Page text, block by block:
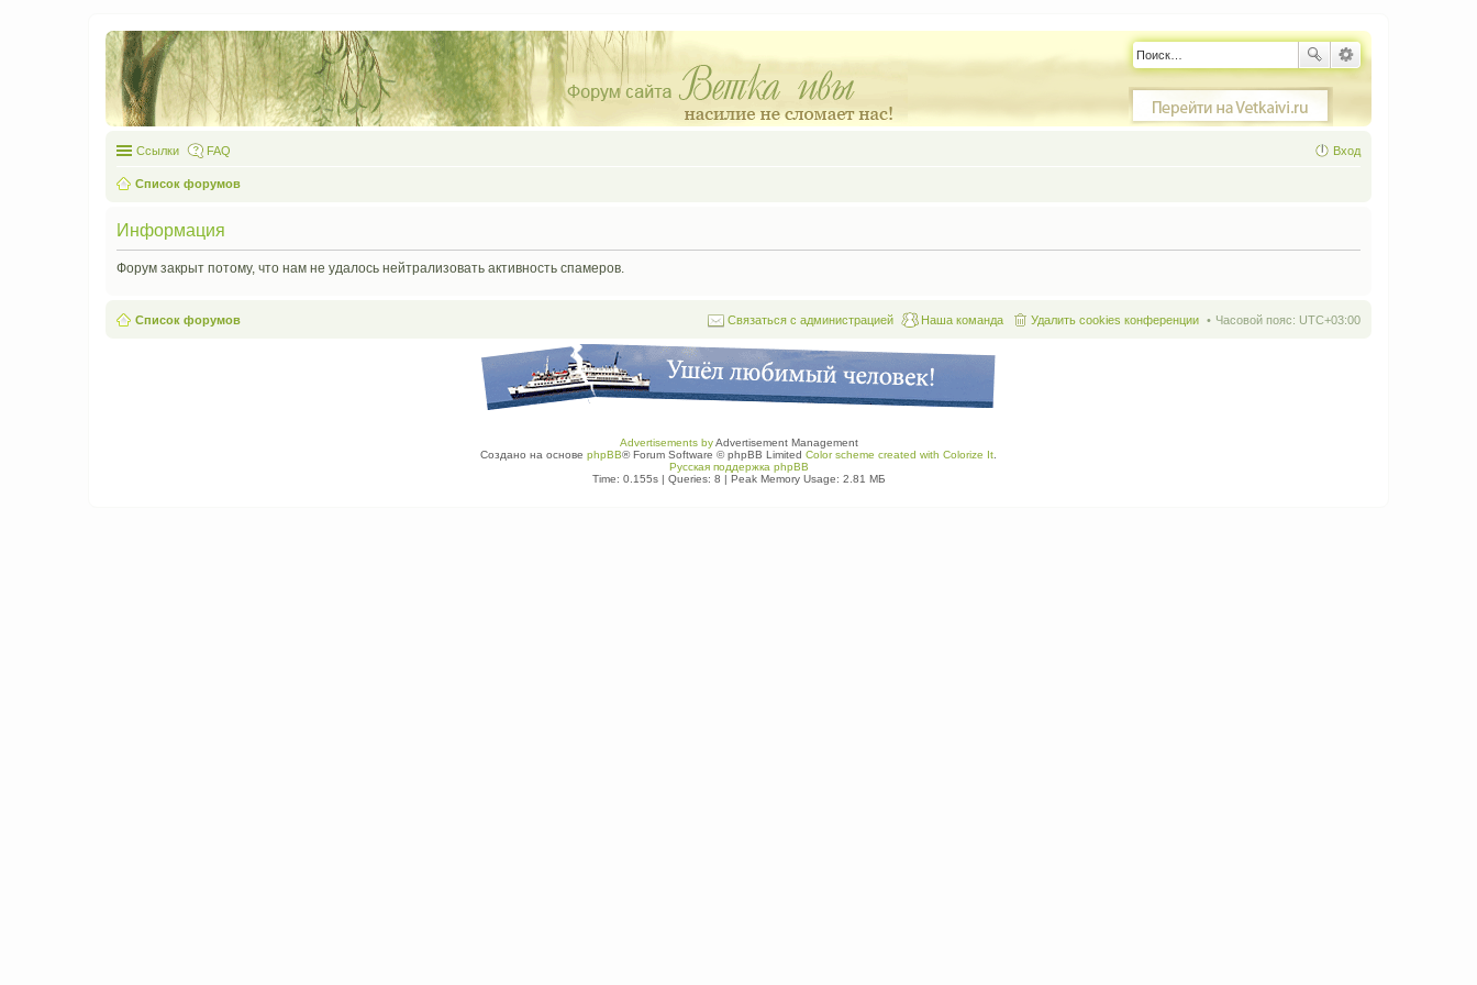
Ссылки FAQ Вход
Список форумов
Информация
Форум закрыт потому, что нам не удалось нейтрализовать активность спамеров.
Список форумов Часовой пояс: UTC+03:00
Удалить cookies конференции
Наша команда
Связаться с администрацией
Advertisements byAdvertisement Management
Создано на основе phpBB® Forum Software © phpBB Limited Color scheme created with Colorize It
Русская поддержка phpBB
Time: 0.155s| Queries: 8 | Peak Memory Usage: 2.81 МБ